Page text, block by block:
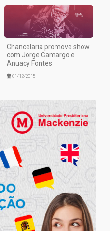
Chancelaria promove show
com Jorge Camargo e
Anuacy Fontes
01/12/2015